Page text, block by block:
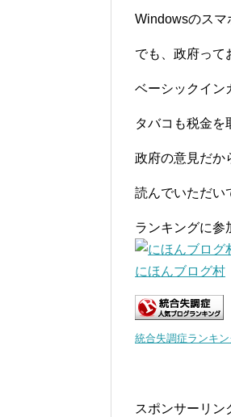
Windowsのスマ
でも、政府って
ベーシックイン
タバコも税金を
政府の意見だか
読んでいただい
ランキングに参
にほんブログ村
統合失調症ランキ
スポンサーリン